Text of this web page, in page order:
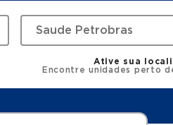
Ative sua
Encontre unidades perto